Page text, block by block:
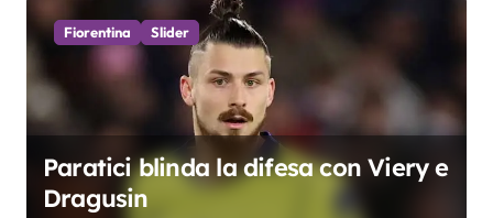
i
o
n
e
a
Fiorentina Slider
Paratici blinda la difesa con Viery e
Dragusin